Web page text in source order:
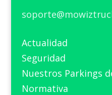
Actualidad
Seguridad
Nuestros Parkings
Normativa